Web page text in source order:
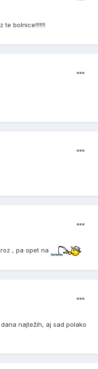
te bolnice!!!!!!!
, pa opet na
najtežih, aj sad polako